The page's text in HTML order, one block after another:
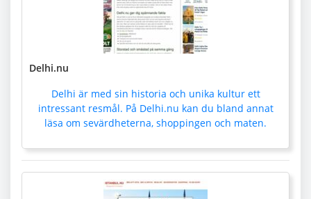
Delhi.nu
Delhi är med sin historia och unika kultur ett
intressant resmål. På Delhi.nu kan du bland annat
läsa om sevärdheterna, shoppingen och maten.